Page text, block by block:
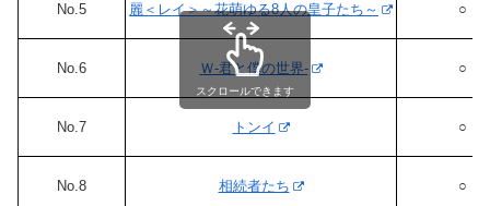
No.5 麗＜レイ＞～花萌ゆる8人の皇子たち～ ○
No.6 Ｗ-君と僕の世界- ○
No.7 トンイ ○
No.8 相続者たち ○
スクロールできます